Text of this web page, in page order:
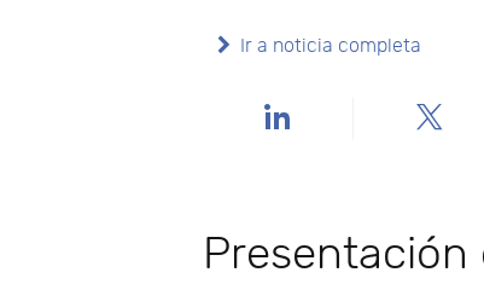
Ir a noticia completa
Presentación